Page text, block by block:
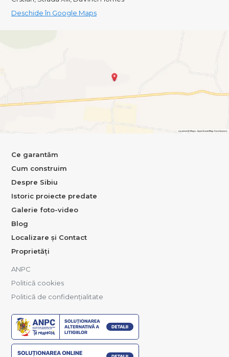
Deschide în Google Maps
Ce garantăm
Cum construim
Despre Sibiu
Istoric proiecte predate
Galerie foto-video
Blog
Localizare și Contact
Proprietăți
ANPC
Politică cookies
Politică de confidențialitate